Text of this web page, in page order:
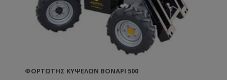
ΦΟΡΤΩΤΉΣ ΚΥΨΕΛΏΝ BONAPI 500